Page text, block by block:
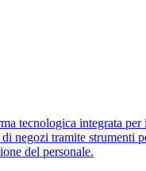
tecnologica integrata per
negozi tramite strumenti
del personale.